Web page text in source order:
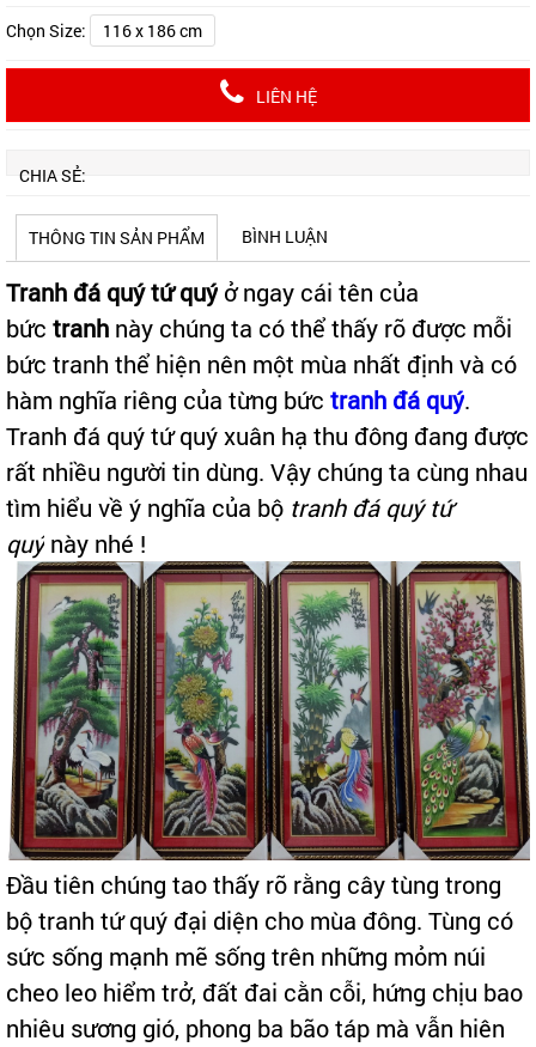
Chọn Size:
116 x 186 cm
LIÊN HỆ
CHIA SẺ:
THÔNG TIN SẢN PHẨM BÌNH LUẬN
Tranh đá quý tứ quý ở ngay cái tên của
bức tranh này chúng ta có thể thấy rõ được mỗi
bức tranh thể hiện nên một mùa nhất định và có
hàm nghĩa riêng của từng bức tranh đá quý.
Tranh đá quý tứ quý xuân hạ thu đông đang được
rất nhiều người tin dùng. Vậy chúng ta cùng nhau
tìm hiểu về ý nghĩa của bộ tranh đá quý tứ
quý này nhé !
Đầu tiên chúng tao thấy rõ rằng cây tùng trong
bộ tranh tứ quý đại diện cho mùa đông. Tùng có
sức sống mạnh mẽ sống trên những mỏm núi
cheo leo hiểm trở, đất đai cằn cỗi, hứng chịu bao
nhiêu sương gió, phong ba bão táp mà vẫn hiên